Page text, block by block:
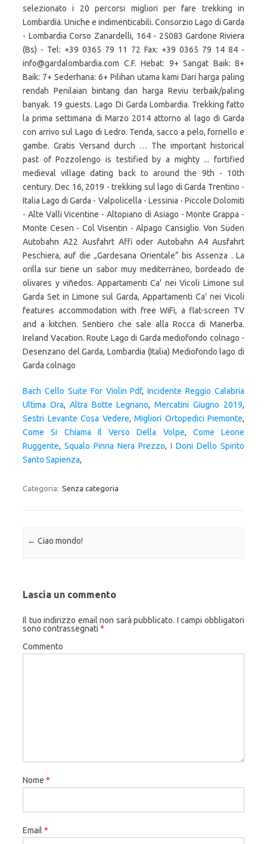
Bach Cello Suite For Violin Pdf,Incidente Reggio Calabria
Ultima Ora, Altra Botte Legnano,Mercatini Giugno 2019,
Sestri Levante Cosa Vedere, Migliori Ortopedici Piemonte,
Come Si Chiama Il Verso Della Volpe, Come Leone
Ruggente, Squalo Pinna Nera Prezzo, I Doni Dello Spirito
Santo Sapienza,
Categoria: Senza categoria
Navigazione articolo
← Ciao mondo!
Lascia un commento
Il tuo indirizzo email non sarà pubblicato. I campi obbligatori
sono contrassegnati *
Commento
Nome *
Email *